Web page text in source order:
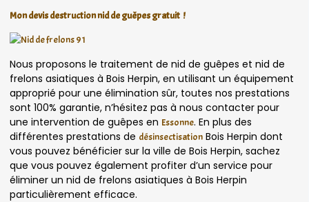
Mon devis destruction nid de guêpes gratuit !
Nous proposons le traitement de nid de guêpes et nid de
frelons asiatiques à Bois Herpin, en utilisant un équipement
approprié pour une élimination sûr, toutes nos prestations
sont 100% garantie, n’hésitez pas à nous contacter pour
une intervention de guêpes en Essonne. En plus des
différentes prestations de désinsectisation Bois Herpin dont
vous pouvez bénéficier sur la ville de Bois Herpin, sachez
que vous pouvez également profiter d’un service pour
éliminer un nid de frelons asiatiques à Bois Herpin
particulièrement efficace.